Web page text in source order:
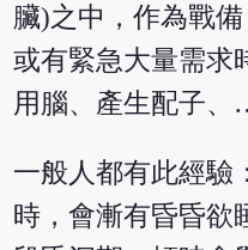
臟)之中，作為戰
或有緊急大量需求
用腦、產生配子、
一般人都有此經驗
時，會漸有昏昏欲